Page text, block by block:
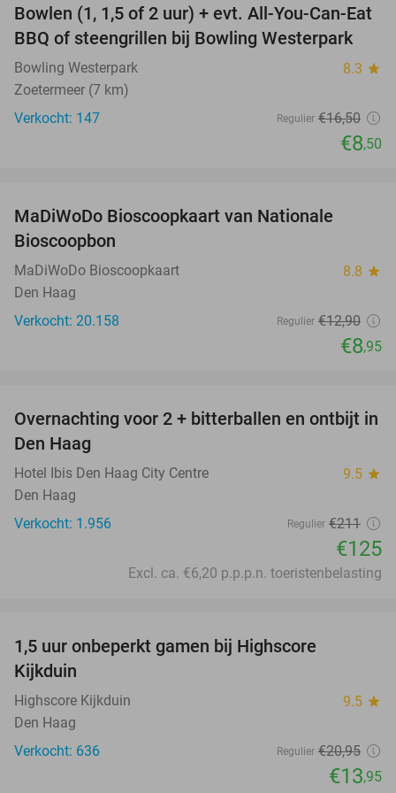
48%
Bowlen (1, 1,5 of 2 uur) + evt. All-You-Can-Eat
BBQ of steengrillen bij Bowling Westerpark
Bowling Westerpark 8.3 star
Zoetermeer (7 km)
Verkocht: 147
Regulier €16,50
€8,50
MaDiWoDo Bioscoopkaart van Nationale
Bioscoopbon
MaDiWoDo Bioscoopkaart 8.8 star
Den Haag
Verkocht: 20.158
Regulier €12,90
€8,95
41%
Overnachting voor 2 + bitterballen en ontbijt in
Den Haag
Hotel Ibis Den Haag City Centre 9.5 star
Den Haag
Verkocht: 1.956
Regulier €211
€125
Excl. ca. €6,20 p.p.p.n. toeristenbelasting
1,5 uur onbeperkt gamen bij Highscore
Kijkduin
Highscore Kijkduin 9.5 star
Den Haag
Verkocht: 636
Regulier €20,95
€13,95